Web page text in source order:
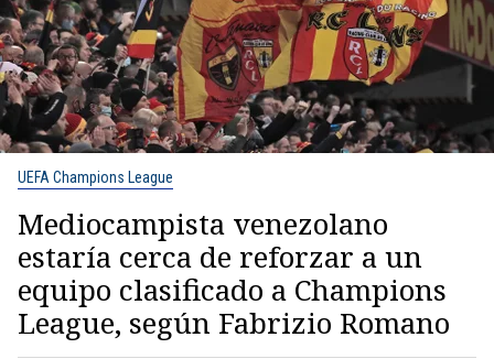
UEFA Champions League
Mediocampista venezolano
estaría cerca de reforzar a un
equipo clasificado a Champions
League, según Fabrizio Romano